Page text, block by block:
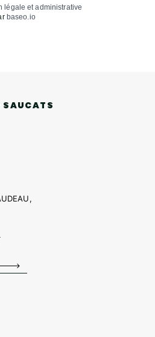
légale et administrative
baseo.io
SAUCATS